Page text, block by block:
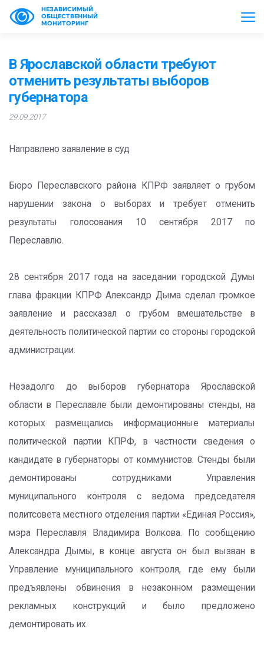
НЕЗАВИСИМЫЙ
ОБЩЕСТВЕННЫЙ
МОНИТОРИНГ
В Ярославской области требуют
отменить результаты выборов
губернатора
29.09.2017
Направлено заявление в суд
Бюро Переславского района КПРФ заявляет о грубом
нарушении закона о выборах и требует отменить
результаты голосования 10 сентября 2017 по
Переславлю.
28 сентября 2017 года на заседании городской Думы
глава фракции КПРФ Александр Дыма сделал громкое
заявление и рассказал о грубом вмешательстве в
деятельность политической партии со стороны городской
администрации.
Незадолго до выборов губернатора Ярославской
области в Переславле были демонтированы стенды, на
которых размещались информационные материалы
политической партии КПРФ, в частности сведения о
кандидате в губернаторы от коммунистов. Стенды были
демонтированы сотрудниками Управления
муниципального контроля с ведома председателя
политсовета местного отделения партии «Единая Россия»,
мэра Переславля Владимира Волкова. По сообщению
Александра Дымы, в конце августа он был вызван в
Управление муниципального контроля, где ему были
предъявлены обвинения в незаконном размещении
рекламных конструкций и было предложено
демонтировать их.